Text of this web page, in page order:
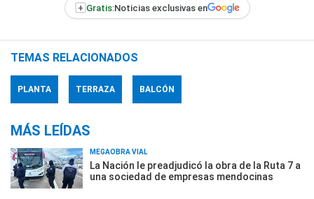
+ Gratis:Noticias exclusivas en
TEMAS RELACIONADOS
PLANTA TERRAZA BALCÓN
MÁS LEÍDAS
MEGAOBRA VIAL
La Nación le preadjudicó la obra de la Ruta 7 a
una sociedad de empresas mendocinas